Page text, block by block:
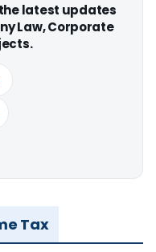
latest updates
Law, Corporate
Tax